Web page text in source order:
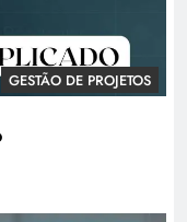
GESTÃO DE PROJETOS